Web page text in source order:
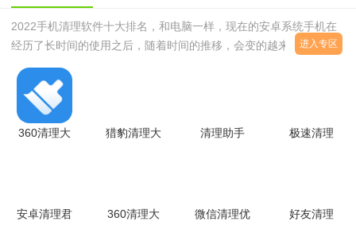
2022手机清理软件十大排名，和电脑一样，现在的安卓系统手机在
经历了长时间的使用之后，随着时间的推移，会变的越来越卡。这是
有哪些呢，在手机上安装清理软件，定时清理系统碎片和垃圾，手机
的运行速度就会完好如初啦！这里小编为大家搜集整理了当下几款热
门的安卓手机清理软件，供大家选择，有需要的朋友们快来下载吧！
进入专区
360清理大
猎豹清理大
清理助手
极速清理
安卓清理君
360清理大
微信清理优
好友清理